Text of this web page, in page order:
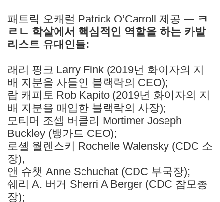
패트릭 오캐럴 Patrick O’Carroll 제공 — ㅋ
ㄹㄴ 학살에서 핵심적인 역할을 하는 카발
리스트 유대인들:
래리 핑크 Larry Fink (2019년 화이자의 지
배 지분을 사들인 블랙락의 CEO);
랍 캐피토 Rob Kapito (2019년 화이자의 지
배 지분을 매입한 블랙락의 사장);
모티머 조셉 버클리 Mortimer Joseph
Buckley (뱅가드 CEO);
로셸 월렌스키 Rochelle Walensky (CDC 소
장);
앤 슈챗 Anne Schuchat (CDC 부국장);
쉐리 A. 버거 Sherri A Berger (CDC 참모총
장);